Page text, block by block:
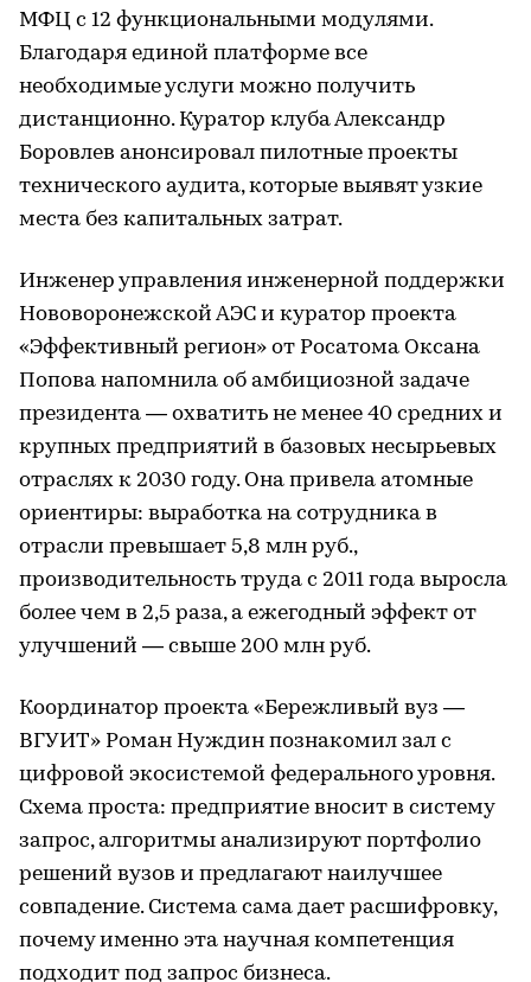
МФЦ с 12 функциональными модулями.
Благодаря единой платформе все
необходимые услуги можно получить
дистанционно. Куратор клуба Александр
Боровлев анонсировал пилотные проекты
технического аудита, которые выявят узкие
места без капитальных затрат.
Инженер управления инженерной поддержки
Нововоронежской АЭС и куратор проекта
«Эффективный регион» от Росатома Оксана
Попова напомнила об амбициозной задаче
президента — охватить не менее 40 средних и
крупных предприятий в базовых несырьевых
отраслях к 2030 году. Она привела атомные
ориентиры: выработка на сотрудника в
отрасли превышает 5,8 млн руб.,
производительность труда с 2011 года выросла
более чем в 2,5 раза, а ежегодный эффект от
улучшений — свыше 200 млн руб.
Координатор проекта «Бережливый вуз —
ВГУИТ» Роман Нуждин познакомил зал с
цифровой экосистемой федерального уровня.
Схема проста: предприятие вносит в систему
запрос, алгоритмы анализируют портфолио
решений вузов и предлагают наилучшее
совпадение. Система сама дает расшифровку,
почему именно эта научная компетенция
подходит под запрос бизнеса.